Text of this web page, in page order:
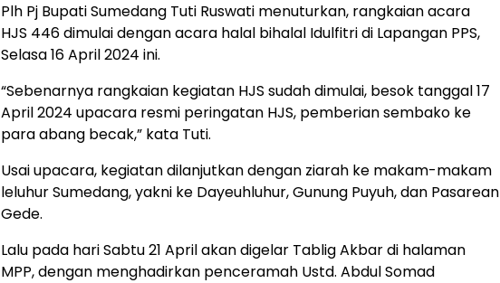
Plh Pj Bupati Sumedang Tuti Ruswati menuturkan, rangkaian acara
HJS 446 dimulai dengan acara halal bihalal Idulfitri di Lapangan PPS,
Selasa 16 April 2024 ini.
“Sebenarnya rangkaian kegiatan HJS sudah dimulai, besok tanggal 17
April 2024 upacara resmi peringatan HJS, pemberian sembako ke
para abang becak,” kata Tuti.
Usai upacara, kegiatan dilanjutkan dengan ziarah ke makam-makam
leluhur Sumedang, yakni ke Dayeuhluhur, Gunung Puyuh, dan Pasarean
Gede.
Lalu pada hari Sabtu 21 April akan digelar Tablig Akbar di halaman
MPP, dengan menghadirkan penceramah Ustd. Abdul Somad